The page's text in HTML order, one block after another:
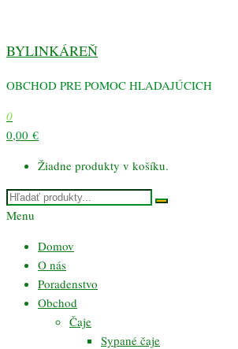
obsah
BYLINKÁREŇ
OBCHOD PRE POMOC HLADAJÚCICH
0
0,00 €
Žiadne produkty v košíku.
Menu
Domov
O nás
Poradenstvo
Obchod
Čaje
Sypané čaje